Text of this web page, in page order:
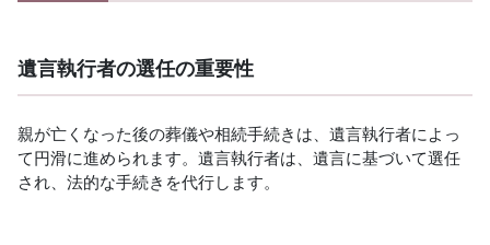
遺言執行者の選任の重要性
親が亡くなった後の葬儀や相続手続きは、遺言執行者によっ
て円滑に進められます。遺言執行者は、遺言に基づいて選任
され、法的な手続きを代行します。